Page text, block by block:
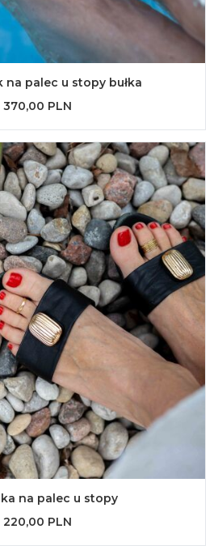
na palec u stopy bułka
370,00 PLN
na palec u stopy
220,00 PLN